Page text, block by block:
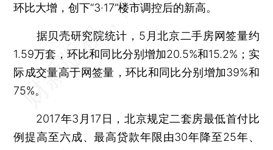
环比大增，创下“3·17”楼市调控后的新高。
据贝壳研究院统计，5月北京二手房网签量约
1.59万套，环比和同比分别增加20.5%和15.2%；实
际成交量高于网签量，环比和同比分别增加39%和
75%。
2017年3月17日，北京规定二套房最低首付比
例提高至六成、最高贷款年限由30年降至25年、